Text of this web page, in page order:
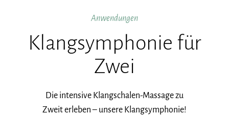
Anwendungen
Klangsymphonie für
Zwei
Die intensive Klangschalen-Massage zu
Zweit erleben – unsere Klangsymphonie!